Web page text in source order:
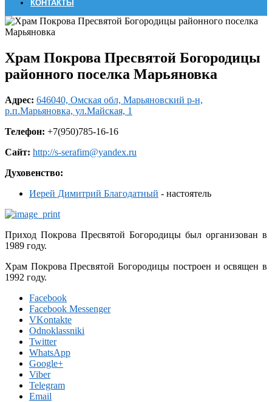
КОНТАКТЫ
Храм Покрова Пресвятой Богородицы
районного поселка Марьяновка
Адрес: 646040, Омская обл, Марьяновский р-н,
р.п.Марьяновка, ул.Майская, 1
Телефон: +7(950)785-16-16
Сайт: http://s-serafim@yandex.ru
Духовенство:
Иерей Димитрий Благодатный - настоятель
Приход Покрова Пресвятой Богородицы был организован в
1989 году.
Храм Покрова Пресвятой Богородицы построен и освящен в
1992 году.
Facebook
Facebook Messenger
VKontakte
Odnoklassniki
Twitter
WhatsApp
Google+
Viber
Telegram
Email